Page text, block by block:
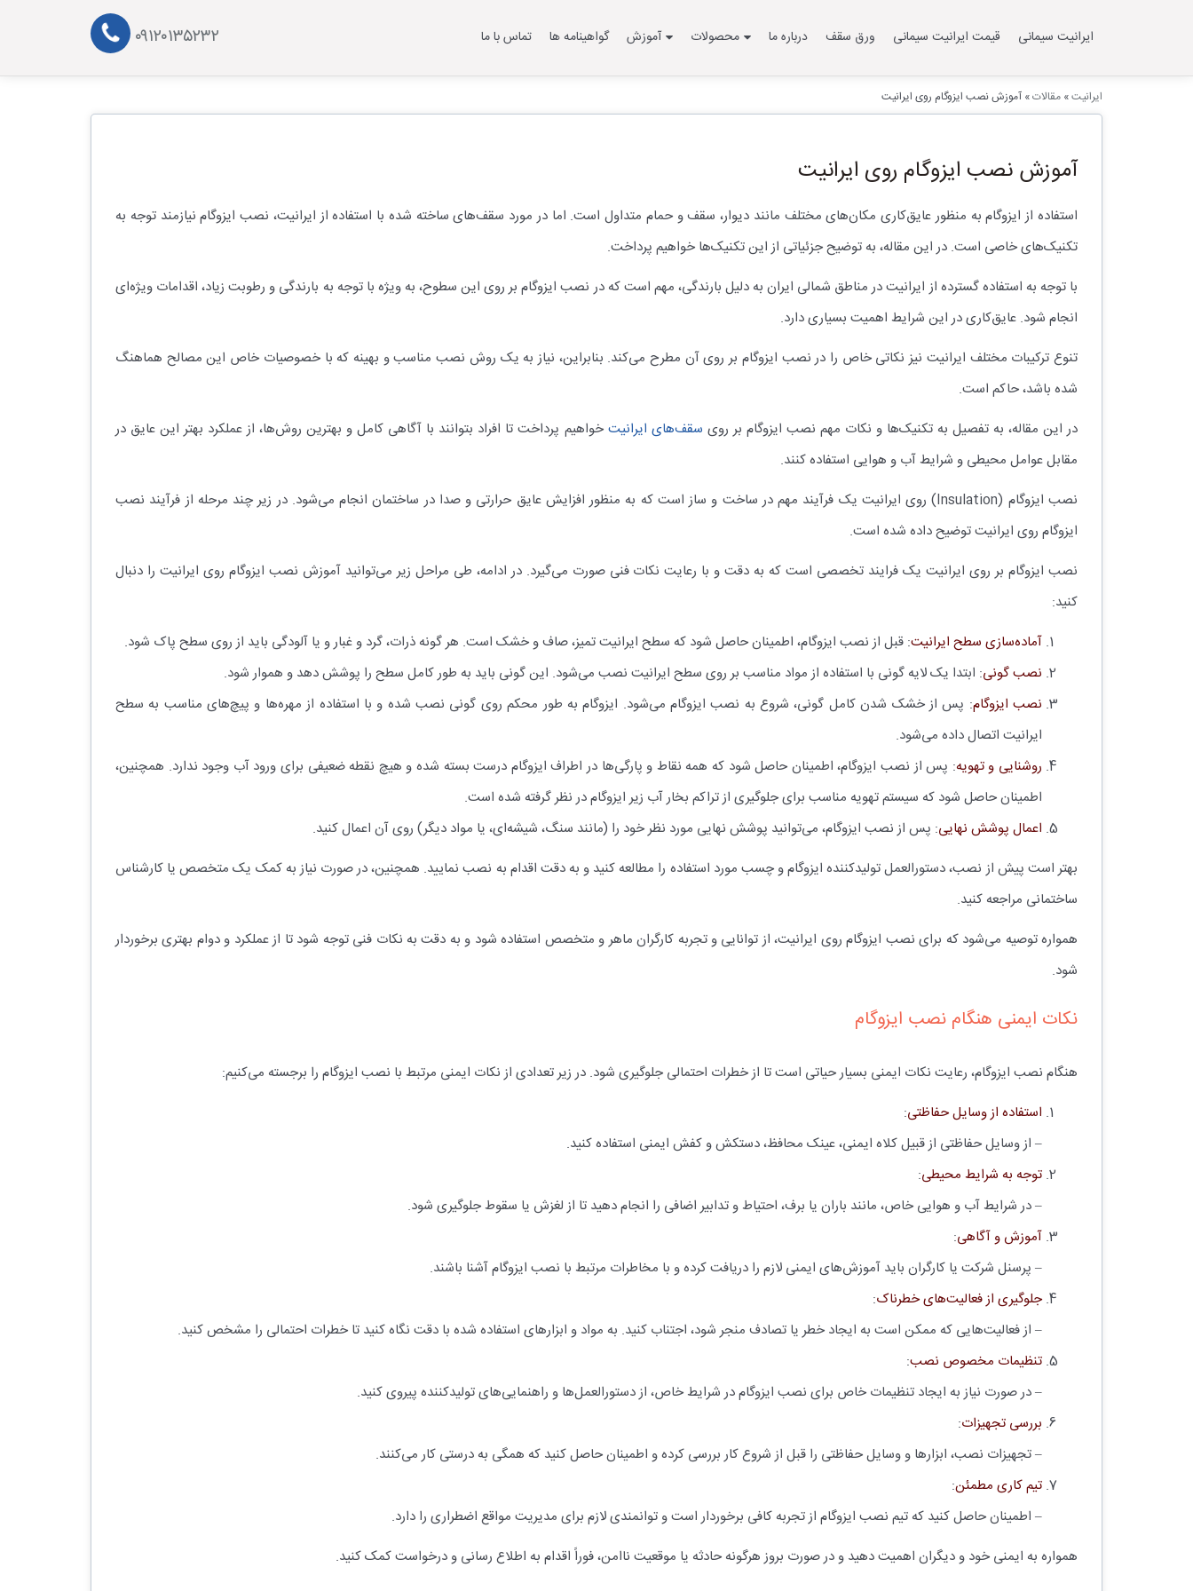
ایرانیت سیمانی قیمت ایرانیت سیمانی ورق سقف درباره ما محصولات آموزش گواهینامه ها تماس با ما ۰۹۱۲۰۱۳۵۲۳۲
ایرانیت» مقالات» آموزش نصب ایزوگام روی ایرانیت
آموزش نصب ایزوگام روی ایرانیت
استفاده از ایزوگام به منظور عایق‌کاری مکان‌های مختلف مانند دیوار، سقف و حمام متداول است. اما در مورد سقف‌های ساخته شده با استفاده از ایرانیت، نصب ایزوگام نیازمند توجه به
تکنیک‌های خاصی است. در این مقاله، به توضیح جزئیاتی از این تکنیک‌ها خواهیم پرداخت.
با توجه به استفاده گسترده از ایرانیت در مناطق شمالی ایران به دلیل بارندگی، مهم است که در نصب ایزوگام بر روی این سطوح، به ویژه با توجه به بارندگی و رطوبت زیاد، اقدامات ویژه‌ای
انجام شود. عایق‌کاری در این شرایط اهمیت بسیاری دارد.
تنوع ترکیبات مختلف ایرانیت نیز نکاتی خاص را در نصب ایزوگام بر روی آن مطرح می‌کند. بنابراین، نیاز به یک روش نصب مناسب و بهینه که با خصوصیات خاص این مصالح هماهنگ
شده باشد، حاکم است.
در این مقاله، به تفصیل به تکنیک‌ها و نکات مهم نصب ایزوگام بر روی سقف‌های ایرانیت خواهیم پرداخت تا افراد بتوانند با آگاهی کامل و بهترین روش‌ها، از عملکرد بهتر این عایق در
مقابل عوامل محیطی و شرایط آب و هوایی استفاده کنند.
نصب ایزوگام (Insulation) روی ایرانیت یک فرآیند مهم در ساخت و ساز است که به منظور افزایش عایق حرارتی و صدا در ساختمان انجام می‌شود. در زیر چند مرحله از فرآیند نصب
ایزوگام روی ایرانیت توضیح داده شده است.
نصب ایزوگام بر روی ایرانیت یک فرایند تخصصی است که به دقت و با رعایت نکات فنی صورت می‌گیرد. در ادامه، طی مراحل زیر می‌توانید آموزش نصب ایزوگام روی ایرانیت را دنبال
کنید:
آماده‌سازی سطح ایرانیت: قبل از نصب ایزوگام، اطمینان حاصل شود که سطح ایرانیت تمیز، صاف و خشک است. هر گونه ذرات، گرد و غبار و یا آلودگی باید از روی سطح پاک شود.
نصب گونی: ابتدا یک لایه گونی با استفاده از مواد مناسب بر روی سطح ایرانیت نصب می‌شود. این گونی باید به طور کامل سطح را پوشش دهد و هموار شود.
نصب ایزوگام: پس از خشک شدن کامل گونی، شروع به نصب ایزوگام می‌شود. ایزوگام به طور محکم روی گونی نصب شده و با استفاده از مهره‌ها و پیچ‌های مناسب به سطح
ایرانیت اتصال داده می‌شود.
روشنایی و تهویه: پس از نصب ایزوگام، اطمینان حاصل شود که همه نقاط و پارگی‌ها در اطراف ایزوگام درست بسته شده و هیچ نقطه ضعیفی برای ورود آب وجود ندارد. همچنین،
اطمینان حاصل شود که سیستم تهویه مناسب برای جلوگیری از تراکم بخار آب زیر ایزوگام در نظر گرفته شده است.
اعمال پوشش نهایی: پس از نصب ایزوگام، می‌توانید پوشش نهایی مورد نظر خود را (مانند سنگ، شیشه‌ای، یا مواد دیگر) روی آن اعمال کنید.
بهتر است پیش از نصب، دستورالعمل تولیدکننده ایزوگام و چسب مورد استفاده را مطالعه کنید و به دقت اقدام به نصب نمایید. همچنین، در صورت نیاز به کمک یک متخصص یا کارشناس
ساختمانی مراجعه کنید.
همواره توصیه می‌شود که برای نصب ایزوگام روی ایرانیت، از توانایی و تجربه کارگران ماهر و متخصص استفاده شود و به دقت به نکات فنی توجه شود تا از عملکرد و دوام بهتری برخوردار
شود.
نکات ایمنی هنگام نصب ایزوگام
هنگام نصب ایزوگام، رعایت نکات ایمنی بسیار حیاتی است تا از خطرات احتمالی جلوگیری شود. در زیر تعدادی از نکات ایمنی مرتبط با نصب ایزوگام را برجسته می‌کنیم:
استفاده از وسایل حفاظتی:
– از وسایل حفاظتی از قبیل کلاه ایمنی، عینک محافظ، دستکش و کفش ایمنی استفاده کنید.
توجه به شرایط محیطی:
– در شرایط آب و هوایی خاص، مانند باران یا برف، احتیاط و تدابیر اضافی را انجام دهید تا از لغزش یا سقوط جلوگیری شود.
آموزش و آگاهی:
– پرسنل شرکت یا کارگران باید آموزش‌های ایمنی لازم را دریافت کرده و با مخاطرات مرتبط با نصب ایزوگام آشنا باشند.
جلوگیری از فعالیت‌های خطرناک:
– از فعالیت‌هایی که ممکن است به ایجاد خطر یا تصادف منجر شود، اجتناب کنید. به مواد و ابزارهای استفاده شده با دقت نگاه کنید تا خطرات احتمالی را مشخص کنید.
تنظیمات مخصوص نصب:
– در صورت نیاز به ایجاد تنظیمات خاص برای نصب ایزوگام در شرایط خاص، از دستورالعمل‌ها و راهنمایی‌های تولیدکننده پیروی کنید.
بررسی تجهیزات:
– تجهیزات نصب، ابزارها و وسایل حفاظتی را قبل از شروع کار بررسی کرده و اطمینان حاصل کنید که همگی به درستی کار می‌کنند.
تیم کاری مطمئن:
– اطمینان حاصل کنید که تیم نصب ایزوگام از تجربه کافی برخوردار است و توانمندی لازم برای مدیریت مواقع اضطراری را دارد.
همواره به ایمنی خود و دیگران اهمیت دهید و در صورت بروز هرگونه حادثه یا موقعیت ناامن، فوراً اقدام به اطلاع رسانی و درخواست کمک کنید.